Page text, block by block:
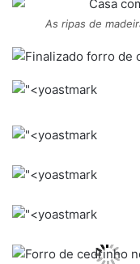
As ripas de